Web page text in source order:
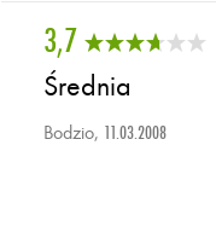
3,7
Średnia
Bodzio, 11.03.2008